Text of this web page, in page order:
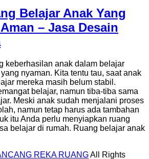
Belajar Anak Yang
– Jasa Desain
keberhasilan anak dalam belajar
nyaman. Kita tentu tau, saat anak
mereka masih belum stabil.
belajar, namun tiba-tiba sama
Meski anak sudah menjalani proses
namun tetap harus ada tambahan
itu Anda perlu menyiapkan ruang
belajar di rumah. Ruang belajar anak
REKA RUANGAll Rights